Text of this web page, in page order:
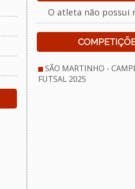
O atleta não possui
SÃO MARTINHO -
FUTSAL 2025